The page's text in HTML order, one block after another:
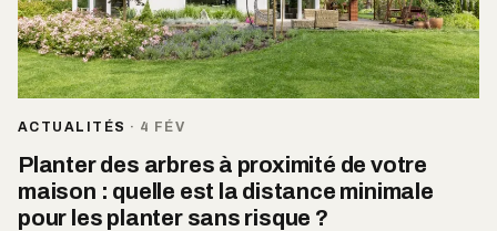
ACTUALITÉS · 4 FÉV
Planter des arbres à proximité de votre
maison : quelle est la distance minimale
pour les planter sans risque ?